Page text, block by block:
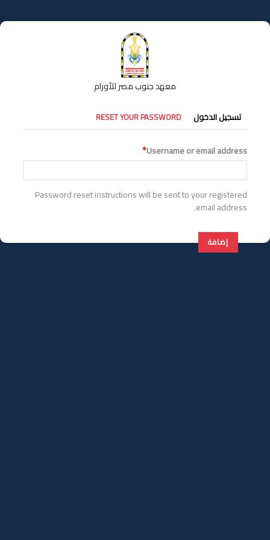
إلى
المحتوى
معهد جنوب مصر للأورام
التبويبات
الأساسية
تسجيل الدخول RESET YOUR PASSWORD
Username or email address
Password reset instructions will be sent to your registered
email address.